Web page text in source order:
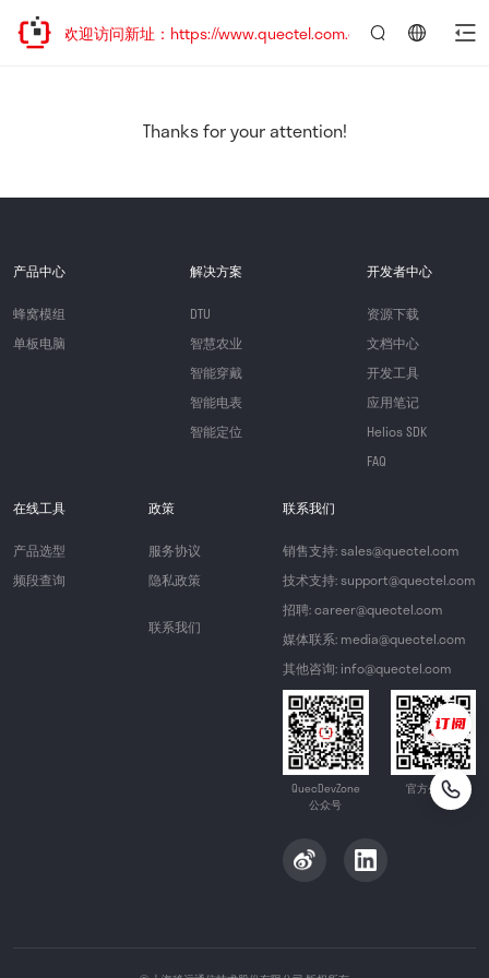
迁移，欢迎访问新址：https://www.quectel.com.cn
Thanks for your attention!
产品中心
蜂窝模组
单板电脑
解决方案
DTU
智慧农业
智能穿戴
智能电表
智能定位
开发者中心
资源下载
文档中心
开发工具
应用笔记
Helios SDK
FAQ
在线工具
产品选型
频段查询
政策
服务协议
隐私政策
联系我们
联系我们
销售支持: sales@quectel.com
技术支持: support@quectel.com
招聘: career@quectel.com
媒体联系: media@quectel.com
其他咨询: info@quectel.com
QuecDevZone
公众号
官方公众号